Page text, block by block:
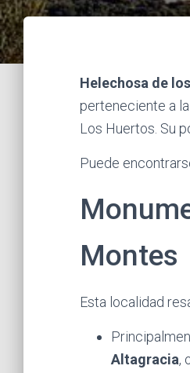
Helechosa de
perteneciente a
Los Huertos. Su
Puede
Montes
Esta localidad
Altagracia,